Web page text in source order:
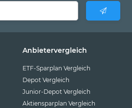
Anbietervergleich
ETF-Sparplan Vergleich
Depot Vergleich
Junior-Depot Vergleich
Aktiensparplan Vergleich